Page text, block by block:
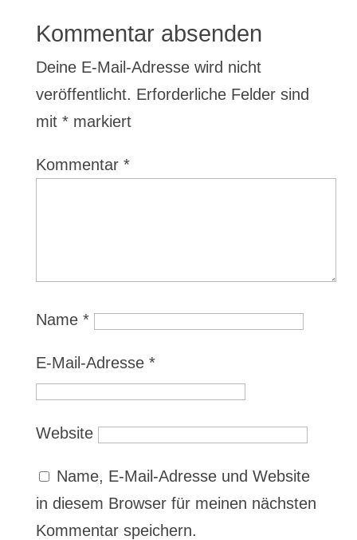
Kommentar absenden
Deine E-Mail-Adresse wird nicht
veröffentlicht. Erforderliche Felder sind
mit *markiert
Kommentar *
Name *
E-Mail-Adresse *
Website
Name, E-Mail-Adresse und Website
in diesem Browser für meinen nächsten
Kommentar speichern.